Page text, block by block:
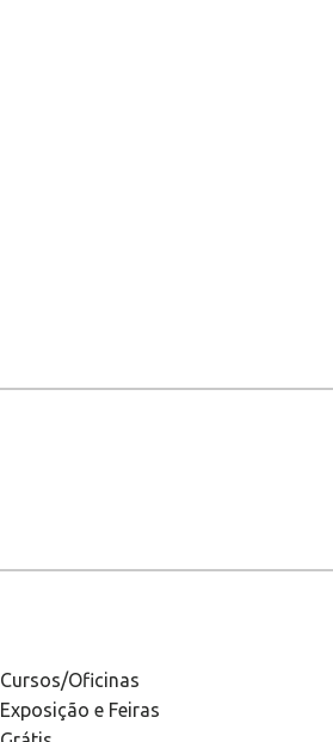
Cursos/Oficinas
Exposição e Feiras